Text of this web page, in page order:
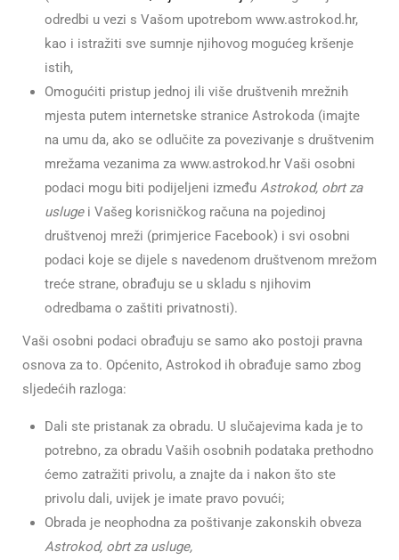
odredbi u vezi s Vašom upotrebom www.astrokod.hr,
kao i istražiti sve sumnje njihovog mogućeg kršenje
istih,
Omogućiti pristup jednoj ili više društvenih mrežnih
mjesta putem internetske stranice Astrokoda (imajte
na umu da, ako se odlučite za povezivanje s društvenim
mrežama vezanima za www.astrokod.hr Vaši osobni
podaci mogu biti podijeljeni između Astrokod, obrt za
uslugei Vašeg korisničkog računa na pojedinoj
društvenoj mreži (primjerice Facebook) i svi osobni
podaci koje se dijele s navedenom društvenom mrežom
treće strane, obrađuju se u skladu s njihovim
odredbama o zaštiti privatnosti).
Vaši osobni podaci obrađuju se samo ako postoji pravna
osnova za to. Općenito, Astrokod ih obrađuje samo zbog
sljedećih razloga:
Dali ste pristanak za obradu. U slučajevima kada je to
potrebno, za obradu Vaših osobnih podataka prethodno
ćemo zatražiti privolu, a znajte da i nakon što ste
privolu dali, uvijek je imate pravo povući;
Obrada je neophodna za poštivanje zakonskih obveza
Astrokod, obrt za usluge,